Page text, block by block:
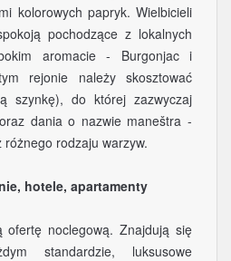
kolorowych papryk. Wielbicieli
pochodzące z lokalnych
aromacie - Burgonjac i
rejonie należy skosztować
szynkę), do której zazwyczaj
dania o nazwie maneštra -
rodzaju warzyw.
hotele, apartamenty
ofertę noclegową. Znajdują się
standardzie, luksusowe